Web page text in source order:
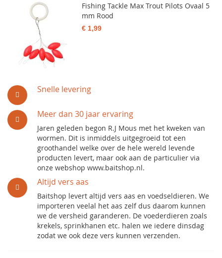
Snelle levering
Meer dan 30 jaar ervaring
Jaren geleden begon R.J Mous met het kweken van
wormen. Dit is inmiddels uitgegroeid tot een
groothandel welke over de hele wereld levende
producten levert, maar ook aan de particulier via
onze webshop www.baitshop.nl.
Altijd vers aas
Baitshop levert altijd vers aas en voedseldieren. We
importeren veelal het aas zelf dus daarom kunnen
we de versheid garanderen. De voederdieren zoals
krekels, sprinkhanen etc. halen we iedere dinsdag
zodat we ook deze vers kunnen verzenden.
Fishing Tackle Max Trout Pilots Ovaal 5
mm Rood
€ 1,99